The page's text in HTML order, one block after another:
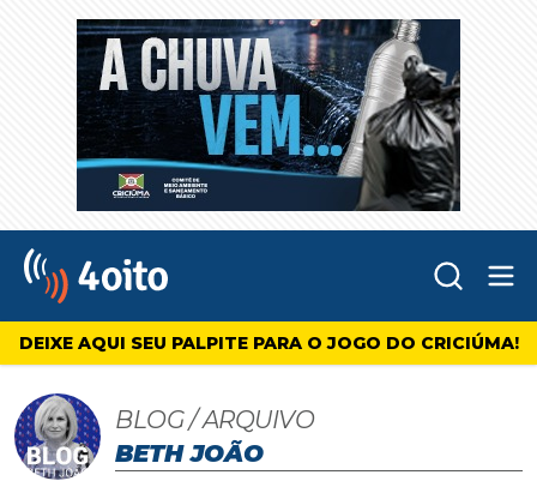
4oito
DEIXE AQUI SEU PALPITE PARA O JOGO DO CRICIÚMA!
BLOG / ARQUIVO
BETH JOÃO